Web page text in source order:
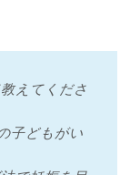
えてくださ
子どもがい